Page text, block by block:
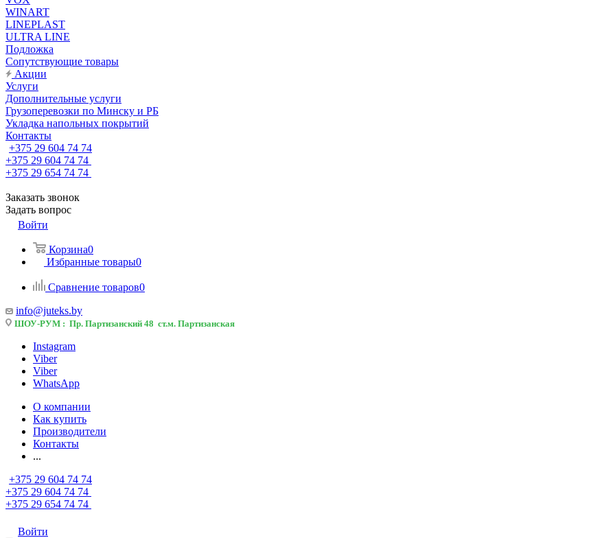
WINART
LINEPLAST
ULTRA LINE
Подложка
Сопутствующие товары
Акции
Услуги
Дополнительные услуги
Грузоперевозки по Минску и РБ
Укладка напольных покрытий
Контакты
+375 29 604 74 74
+375 29 604 74 74
+375 29 654 74 74
Заказать звонок
Задать вопрос
Войти
Корзина0
Избранные товары0
Сравнение товаров0
info@juteks.by
ШОУ-РУМ : Пр. Партизанский 48 ст.м. Партизанская
Instagram
Viber
Viber
WhatsApp
О компании
Как купить
Производители
Контакты
...
+375 29 604 74 74
+375 29 604 74 74
+375 29 654 74 74
Войти